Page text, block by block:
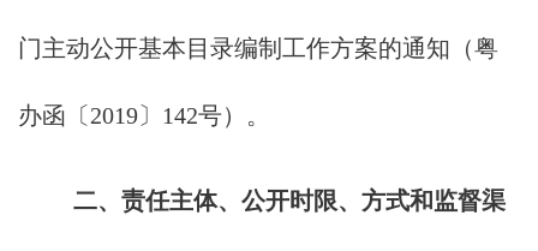
门主动公开基本目录编制工作方案的通知（粤
办函〔2019〕142号）。
二、责任主体、公开时限、方式和监督渠